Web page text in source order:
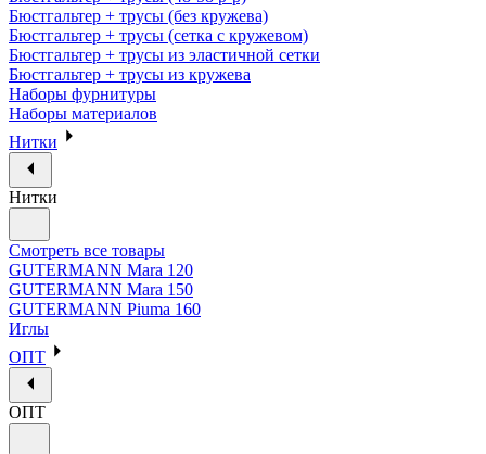
Бюстгальтер + трусы (без кружева)
Бюстгальтер + трусы (сетка с кружевом)
Бюстгальтер + трусы из эластичной сетки
Бюстгальтер + трусы из кружева
Наборы фурнитуры
Наборы материалов
Нитки
Нитки
Смотреть все товары
GUTERMANN Mara 120
GUTERMANN Mara 150
GUTERMANN Piuma 160
Иглы
ОПТ
ОПТ